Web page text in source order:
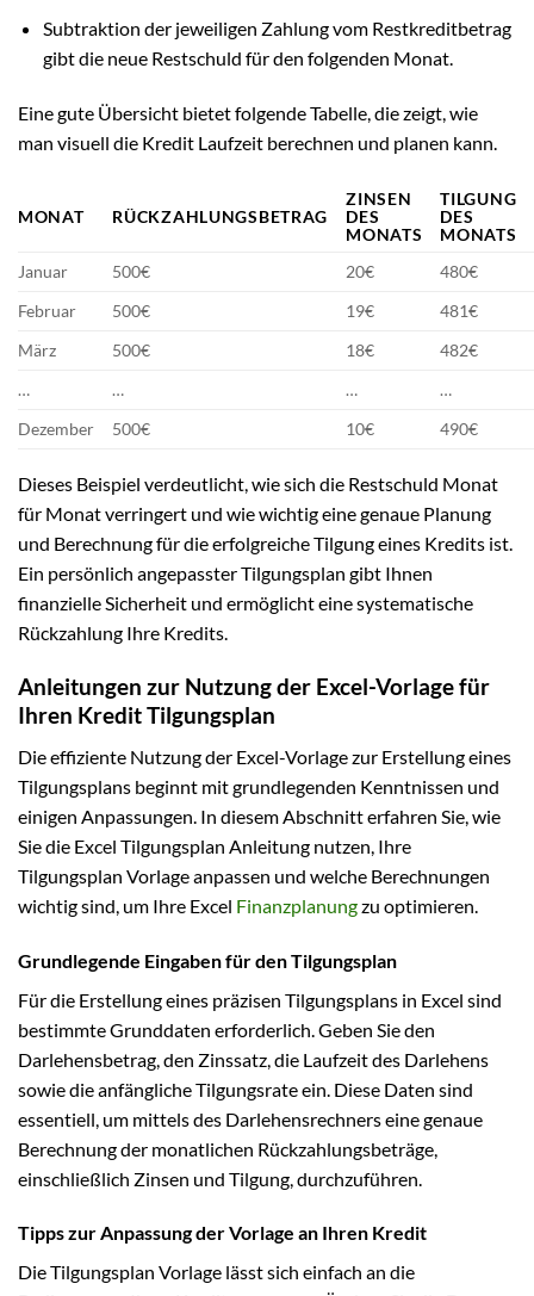
Subtraktion der jeweiligen Zahlung vom Restkreditbetrag
gibt die neue Restschuld für den folgenden Monat.
Eine gute Übersicht bietet folgende Tabelle, die zeigt, wie
man visuell die Kredit Laufzeit berechnen und planen kann.
MONAT RÜCKZAHLUNGSBETRAG
ZINSEN
DES
MONATS
TILGUNG
DES
MONATS
Januar
500€ 20€
480€
Februar
500€ 19€
481€
März
500€ 18€
482€
…
… …
…
Dezember
500€ 10€ 490€
Dieses Beispiel verdeutlicht, wie sich die Restschuld Monat
für Monat verringert und wie wichtig eine genaue Planung
und Berechnung für die erfolgreiche Tilgung eines Kredits ist.
Ein persönlich angepasster Tilgungsplan gibt Ihnen
finanzielle Sicherheit und ermöglicht eine systematische
Rückzahlung Ihre Kredits.
Anleitungen zur Nutzung der Excel-Vorlage für
Ihren Kredit Tilgungsplan
Die effiziente Nutzung der Excel-Vorlage zur Erstellung eines
Tilgungsplans beginnt mit grundlegenden Kenntnissen und
einigen Anpassungen. In diesem Abschnitt erfahren Sie, wie
Sie die Excel Tilgungsplan Anleitung nutzen, Ihre
Tilgungsplan Vorlage anpassen und welche Berechnungen
wichtig sind, um Ihre Excel Finanzplanungzu optimieren.
Grundlegende Eingaben für den Tilgungsplan
Für die Erstellung eines präzisen Tilgungsplans in Excel sind
bestimmte Grunddaten erforderlich. Geben Sie den
Darlehensbetrag, den Zinssatz, die Laufzeit des Darlehens
sowie die anfängliche Tilgungsrate ein. Diese Daten sind
essentiell, um mittels des Darlehensrechners eine genaue
Berechnung der monatlichen Rückzahlungsbeträge,
einschließlich Zinsen und Tilgung, durchzuführen.
Tipps zur Anpassung der Vorlage an Ihren Kredit
Die Tilgungsplan Vorlage lässt sich einfach an die